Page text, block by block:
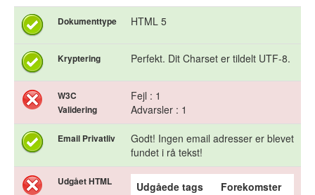
Dokumenttype HTML 5
Kryptering Perfekt. Dit Charset er tildelt UTF-8.
W3C
Validering
Fejl : 1
Advarsler : 1
Email Privatliv
Godt! Ingen email adresser er blevet
fundet i rå tekst!
Udgået HTML Udgåede tags
Forekomster